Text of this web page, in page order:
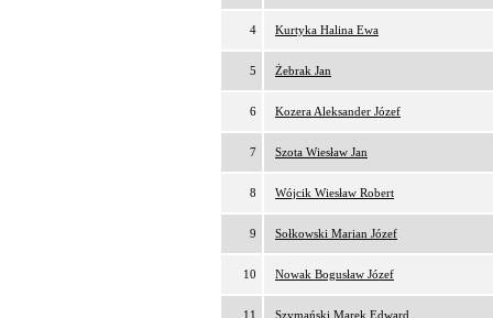
4 Kurtyka Halina Ewa
5 Żebrak Jan
6 Kozera Aleksander Józef
7 Szota Wiesław Jan
8 Wójcik Wiesław Robert
9 Sołkowski Marian Józef
10 Nowak Bogusław Józef
11 Szymański Marek Edward